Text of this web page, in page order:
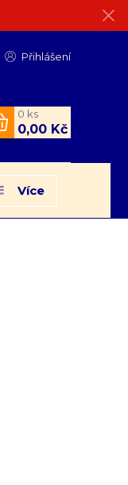
Přihlášení
0 ks
0,00 Kč
Více